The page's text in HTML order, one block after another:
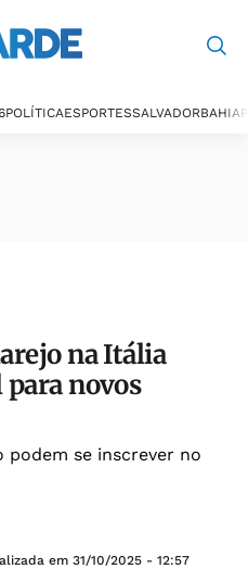
POLÍTICAESPORTESSALVADORBAHIA
na Itália
para novos
podem se inscrever no
em 31/10/2025 - 12:57